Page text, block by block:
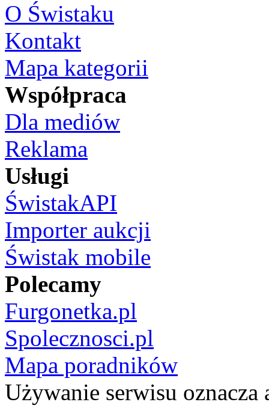
O Świstaku
Kontakt
Mapa kategorii
Współpraca
Dla mediów
Reklama
Usługi
ŚwistakAPI
Importer aukcji
Świstak mobile
Polecamy
Furgonetka.pl
Spolecznosci.pl
Mapa poradników
Używanie serwisu oznacza